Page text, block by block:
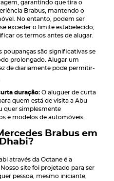
garantindo que tira o
Brabus, mantendo o
No entanto, podem ser
exceder o limite estabelecido,
os termos antes de alugar.
poupanças são significativas se
prolongado. Alugar um
de diariamente pode permitir-
duração: O aluguer de curta
quem está de visita a Abu
quer simplesmente
e modelos de automóveis.
Brabus em
através da Octane é a
site foi projetado para ser
pessoa, mesmo iniciante,